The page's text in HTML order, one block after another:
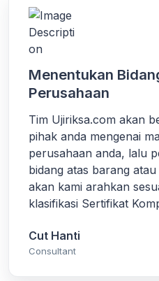
Menentukan
Perusahaan
Tim Ujiriksa.com akan
pihak anda mengenai
perusahaan anda, lalu
bidang atas barang
akan kami arahkan
klasifikasi Sertifikat
Cut Hanti
Consultant